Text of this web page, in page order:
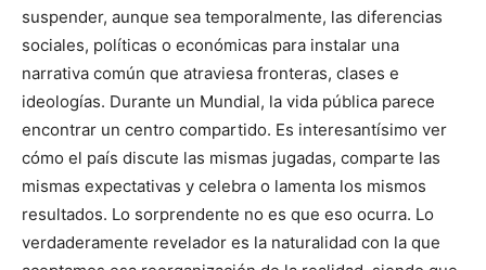
suspender, aunque sea temporalmente, las diferencias
sociales, políticas o económicas para instalar una
narrativa común que atraviesa fronteras, clases e
ideologías. Durante un Mundial, la vida pública parece
encontrar un centro compartido. Es interesantísimo ver
cómo el país discute las mismas jugadas, comparte las
mismas expectativas y celebra o lamenta los mismos
resultados. Lo sorprendente no es que eso ocurra. Lo
verdaderamente revelador es la naturalidad con la que